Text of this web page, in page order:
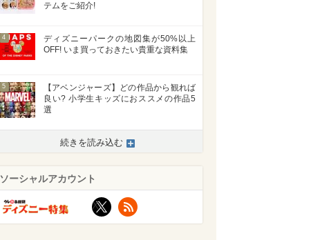
テムをご紹介!
4
ディズニーパークの地図集が50%以上
OFF! いま買っておきたい貴重な資料集
5
【アベンジャーズ】どの作品から観れば
良い? 小学生キッズにおススメの作品5
選
続きを読み込む
ソーシャルアカウント
X